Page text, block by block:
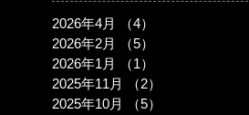
2026年4月 （4）
2026年2月
（5）
2026年1月
（1）
2025年11月
（2）
2025年10月
（5）